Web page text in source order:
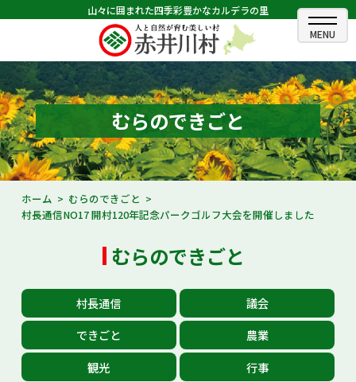
山々に囲まれた四季彩豊かなカルデラの里
ホーム
むらのできごと
むらのプロフィール
くらしの情報
村長室
観光・イベント情報
あかいがわ広報
お問い合せ
むらのできごと
ホーム
むらのできごと
村長通信NO17 開村120年記念パークゴルフ大会を開催しました
むらのできごと
村長通信
議会
できごと
農業
観光
行事